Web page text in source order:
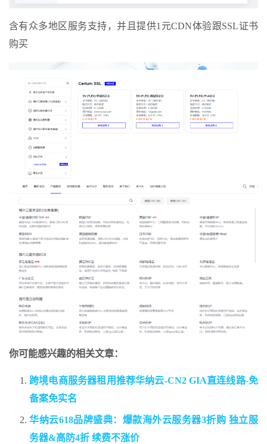
含有众多地区服务支持，并且提供1元CDN体验跟SSL证书
购买
你可能感兴趣的相关文章：
跨境电商服务器租用推荐华纳云-CN2 GIA直连线路-免
备案免实名
华纳云618品牌盛典：爆款海外云服务器3折购 独立服
务器&高防4折 续费不涨价